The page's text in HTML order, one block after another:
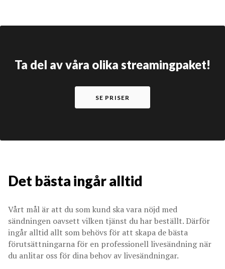
Ta del av våra olika streamingpaket!
SE PRISER
Det bästa ingår alltid
Vårt mål är att du som kund ska vara nöjd med
sändningen oavsett vilken tjänst du har beställt. Därför
ingår alltid allt som behövs för att skapa de bästa
förutsättningarna för en professionell livesändning när
du anlitar oss för dina behov av livesändningar.